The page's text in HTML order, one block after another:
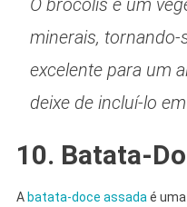
O brócolis é um
minerais, tornando-
excelente para um
deixe de incluí-lo
10. Batata-
A batata-doce assada é